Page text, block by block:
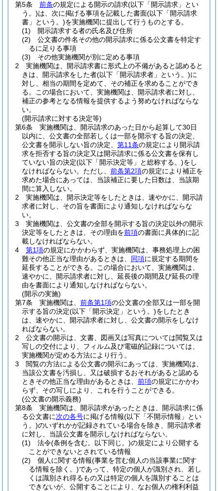
第5条
前条の規定による開示の請求(以下「開示請求」とい
う。)は、次に掲げる事項を記載した書面(以下「開示請求
書」という。)を実施機関に提出して行うものとする。
(1)
開示請求する者の氏名及び住所
(2)
公文書の件名その他の開示請求に係る公文書を特定す
るに足りる事項
(3)
その他実施機関が別に定める事項
2
実施機関は、開示請求書に形式上の不備があると認めると
きは、開示請求をした者(以下「開示請求者」という。)に
対し、相当の期間を定めて、その補正を求めることができ
る。
この場合において、実施機関は、開示請求者に対し、
補正の参考となる情報を提供するよう努めなければならな
い。
(開示請求に対する決定等)
第6条
実施機関は、開示請求のあった日から起算して30日
以内に、公文書の全部若しくは一部を開示する旨の決定、
公文書を開示しない旨の決定、 第11条の規定により開示請
求を拒否する旨の決定又は開示請求に係る公文書を保有し
ていない旨の決定(以下「開示決定等」と総称する。)をし
なければならない。 ただし、 前条第2項の規定により補正を
求めた場合にあっては、当該補正に要した日数は、当該期
間に算入しない。
2
実施機関は、開示決定等をしたときは、速やかに、開示請
求者に対し、その旨を書面により通知しなければならな
い。
3
実施機関は、公文書の全部を開示する旨の決定以外の開示
決定等をしたときは、その理由を前項の書面に具体的に記
載しなければならない。
4
第1項の規定にかかわらず、実施機関は、事務処理上の困
難その他正当な理由があるときは、 同項に規定する期間を
延長することができる。
この場合において、実施機関は、
速やかに、開示請求者に対し、延長後の期間及び延長の理
由を書面により通知しなければならない。
(開示の実施)
第7条
実施機関は、 前条第1項の公文書の全部又は一部を開
示する旨の決定(以下「開示決定」という。)をしたとき
は、速やかに、開示請求者に対し、公文書の開示をしなけ
ればならない。
2
公文書の開示は、文書、図画又は写真については閲覧又は
写しの交付により、フィルム及び電磁的記録については、
実施機関が定める方法により行う。
3
閲覧の方法による公文書の開示にあっては、実施機関は、
当該公文書を汚損し、又は破損するおそれがあると認める
ときその他正当な理由があるときは、 前項の規定にかかわ
らず、その写しにより、これを行うことができる。
(公文書の開示義務)
第8条
実施機関は、開示請求があったときは、開示請求に係
る公文書に次の各号に掲げる情報(以下「不開示情報」とい
う。)のいずれかが記録されている場合を除き、開示請求者
に対し、当該公文書を開示しなければならない。
(1)
法令(条例を含む。以下同じ。)の規定により公開する
ことができないとされている情報
(2)
個人に関する情報(事業を営む個人の当該事業に関す
る情報を除く。)であって、特定の個人が識別され、若し
くは識別され得るもの又は特定の個人を識別することは
できないが、公開することにより、なお個人の権利利益